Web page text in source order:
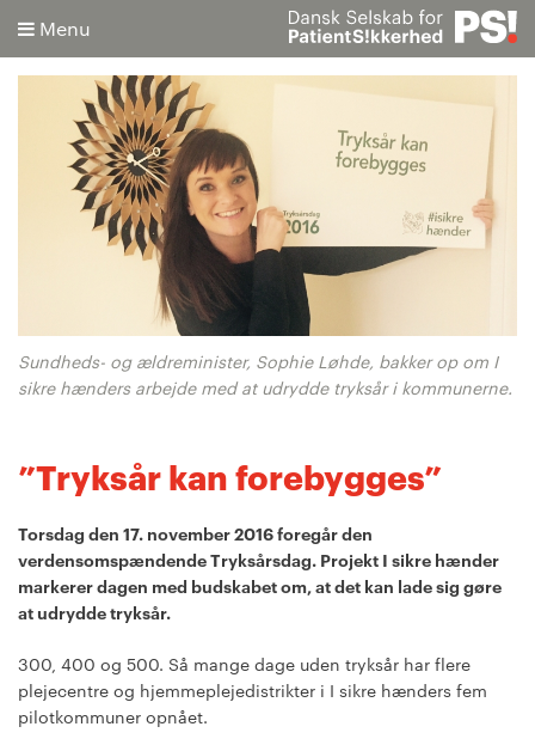
Menu
Søg
Avanceret søgning
Sundheds- og ældreminister, Sophie Løhde, bakker op om I
sikre hænders arbejde med at udrydde tryksår i kommunerne.
”Tryksår kan forebygges”
Torsdag den 17. november 2016 foregår den
verdensomspændende Tryksårsdag. Projekt I sikre hænder
markerer dagen med budskabet om, at det kan lade sig gøre
at udrydde tryksår.
300, 400 og 500. Så mange dage uden tryksår har flere
plejecentre og hjemmeplejedistrikter i I sikre hænders fem
pilotkommuner opnået.